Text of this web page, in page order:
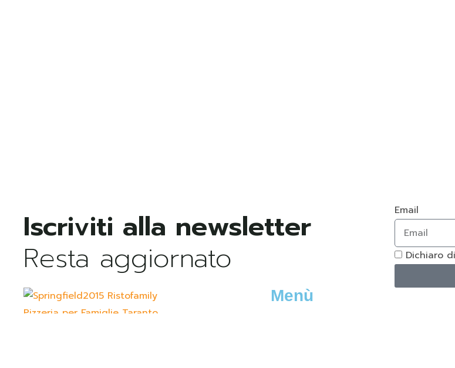
Resta aggiornato
Email
Dichiaro
Menù